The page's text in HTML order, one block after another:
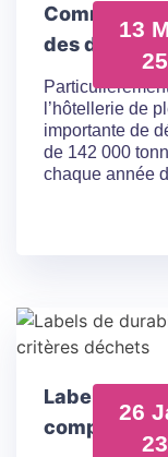
13
25
Comment
des déchets
l’hôtellerie de
importante de
de 142 000
chaque année
26
23
Labels de
comparatif